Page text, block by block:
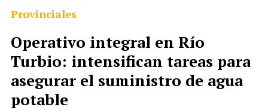
Operativo integral en Río
Turbio: intensifican tareas para
asegurar el suministro de agua
potable
Provinciales